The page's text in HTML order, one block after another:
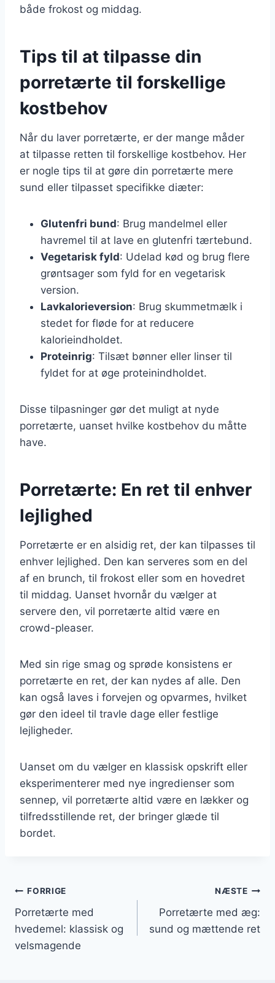
både frokost og middag.
Tips til at tilpasse din
porretærte til forskellige
kostbehov
Når du laver porretærte, er der mange måder
at tilpasse retten til forskellige kostbehov. Her
er nogle tips til at gøre din porretærte mere
sund eller tilpasset specifikke diæter:
Glutenfri bund: Brug mandelmel eller
havremel til at lave en glutenfri tærtebund.
Vegetarisk fyld: Udelad kød og brug flere
grøntsager som fyld for en vegetarisk
version.
Lavkalorieversion: Brug skummetmælk i
stedet for fløde for at reducere
kalorieindholdet.
Proteinrig: Tilsæt bønner eller linser til
fyldet for at øge proteinindholdet.
Disse tilpasninger gør det muligt at nyde
porretærte, uanset hvilke kostbehov du måtte
have.
Porretærte: En ret til enhver
lejlighed
Porretærte er en alsidig ret, der kan tilpasses til
enhver lejlighed. Den kan serveres som en del
af en brunch, til frokost eller som en hovedret
til middag. Uanset hvornår du vælger at
servere den, vil porretærte altid være en
crowd-pleaser.
Med sin rige smag og sprøde konsistens er
porretærte en ret, der kan nydes af alle. Den
kan også laves i forvejen og opvarmes, hvilket
gør den ideel til travle dage eller festlige
lejligheder.
Uanset om du vælger en klassisk opskrift eller
eksperimenterer med nye ingredienser som
sennep, vil porretærte altid være en lækker og
tilfredsstillende ret, der bringer glæde til
bordet.
Indlægsnavigation
FORRIGE
Porretærte med
hvedemel: klassisk og
velsmagende
NÆSTE
Porretærte med æg:
sund og mættende ret